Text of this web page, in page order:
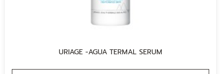
URIAGE -AGUA TERMAL SERUM